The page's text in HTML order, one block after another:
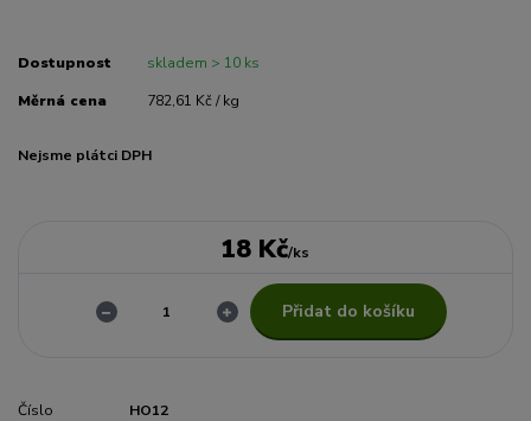
Dostupnost skladem > 10 ks
Měrná cena 782,61 Kč / kg
Nejsme plátci DPH
18 Kč/ks
Přidat do košíku
Číslo
HO12